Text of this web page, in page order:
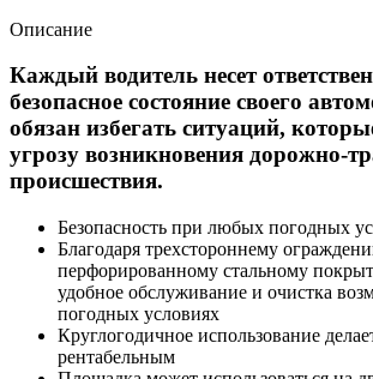
Описание
Каждый водитель несет
безопасное состояние своего
обязан избегать ситуаций,
угрозу возникновения дорожно-
происшествия.
Безопасность при любых погодных
Благодаря трехстороннему
перфорированному стальному
удобное обслуживание и очистка
погодных условиях
Круглогодичное использование
рентабельным